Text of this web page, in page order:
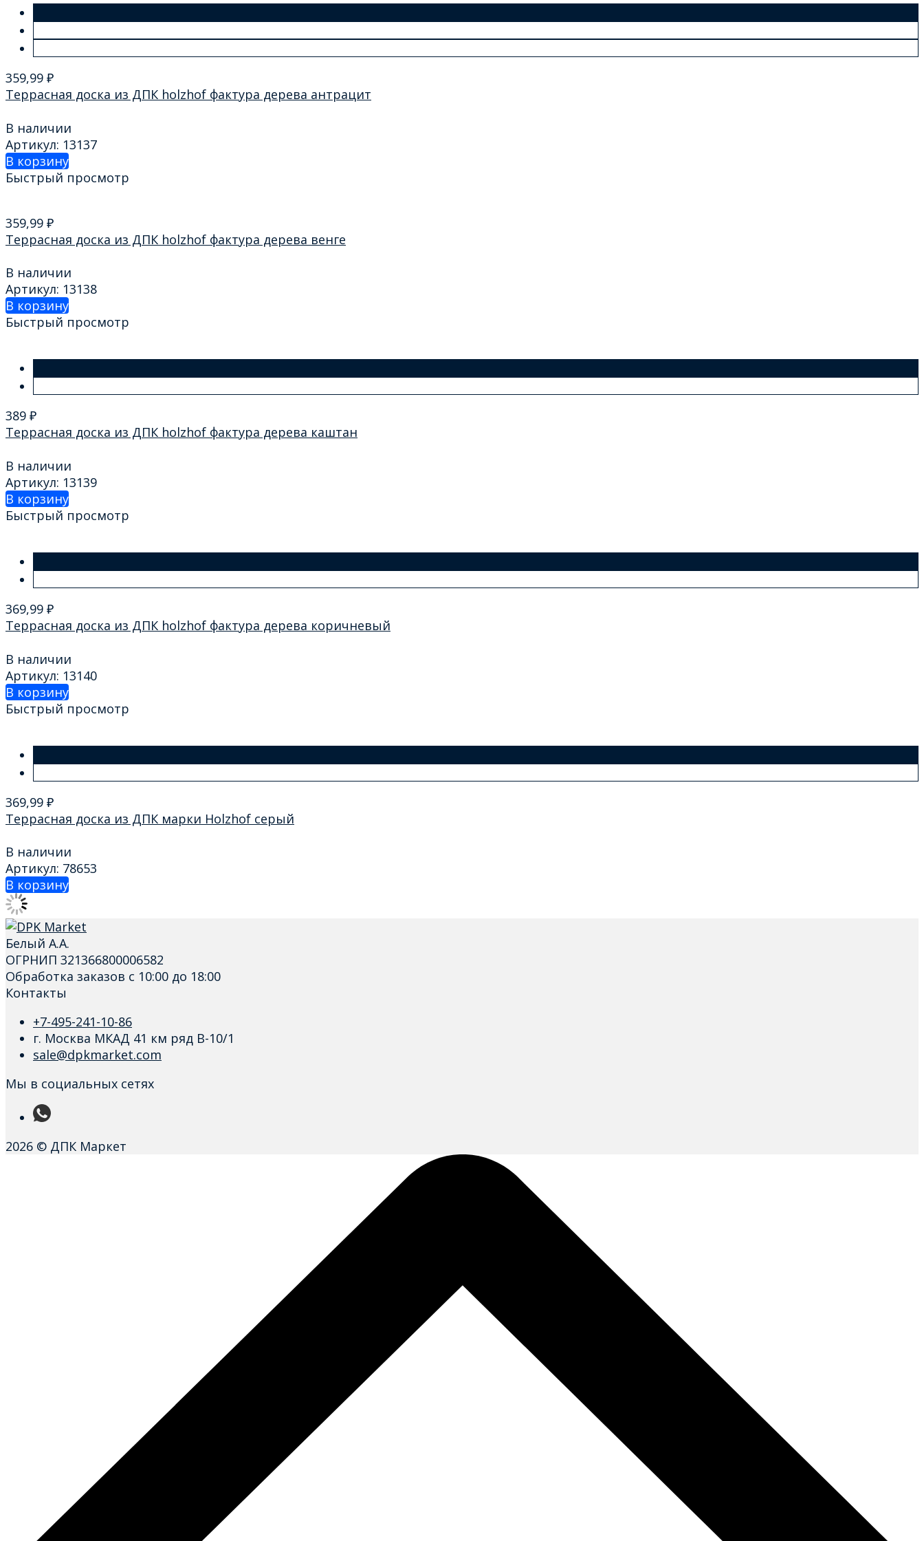
359,99 ₽
Террасная доска из ДПК holzhof фактура дерева антрацит
В наличии
Артикул: 13137
В корзину
Быстрый просмотр
359,99 ₽
Террасная доска из ДПК holzhof фактура дерева венге
В наличии
Артикул: 13138
В корзину
Быстрый просмотр
389 ₽
Террасная доска из ДПК holzhof фактура дерева каштан
В наличии
Артикул: 13139
В корзину
Быстрый просмотр
369,99 ₽
Террасная доска из ДПК holzhof фактура дерева коричневый
В наличии
Артикул: 13140
В корзину
Быстрый просмотр
369,99 ₽
Террасная доска из ДПК марки Holzhof серый
В наличии
Артикул: 78653
В корзину
Белый А.А.
ОГРНИП 321366800006582
Обработка заказов с 10:00 до 18:00
Контакты
+7-495-241-10-86
г. Москва МКАД 41 км ряд В-10/1
sale@dpkmarket.com
Мы в социальных сетях
2026 © ДПК Маркет